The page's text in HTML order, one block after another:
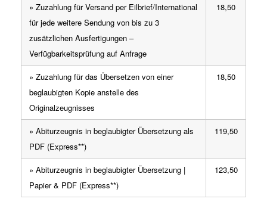
» Zuzahlung für Versand per Eilbrief/International
für jede weitere Sendung von bis zu 3
zusätzlichen Ausfertigungen –
Verfügbarkeitsprüfung auf Anfrage
18,50
» Zuzahlung für das Übersetzen von einer
beglaubigten Kopie anstelle des
Originalzeugnisses
18,50
» Abiturzeugnis in beglaubigter Übersetzung als
PDF (Express**)
119,50
» Abiturzeugnis in beglaubigter Übersetzung |
Papier & PDF (Express**)
123,50